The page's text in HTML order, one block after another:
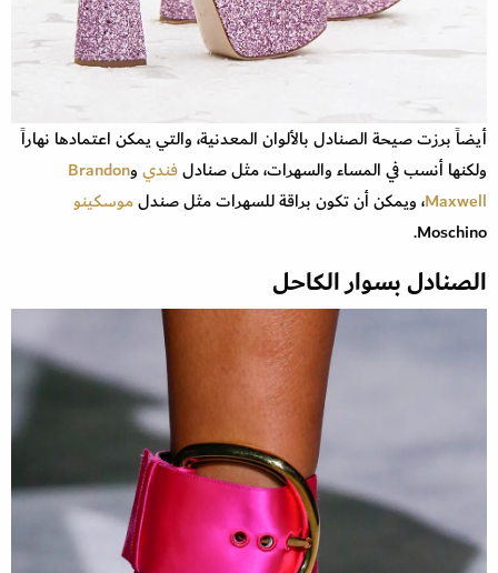
أيضاً برزت صيحة الصنادل بالألوان المعدنية، والتي يمكن اعتمادها نهاراً
ولكنها أنسب في المساء والسهرات، مثل صنادلفنديوBrandon
Maxwell، ويمكن أن تكون براقة للسهرات مثل صندلموسكينو
Moschino.
الصنادل بسوار الكاحل